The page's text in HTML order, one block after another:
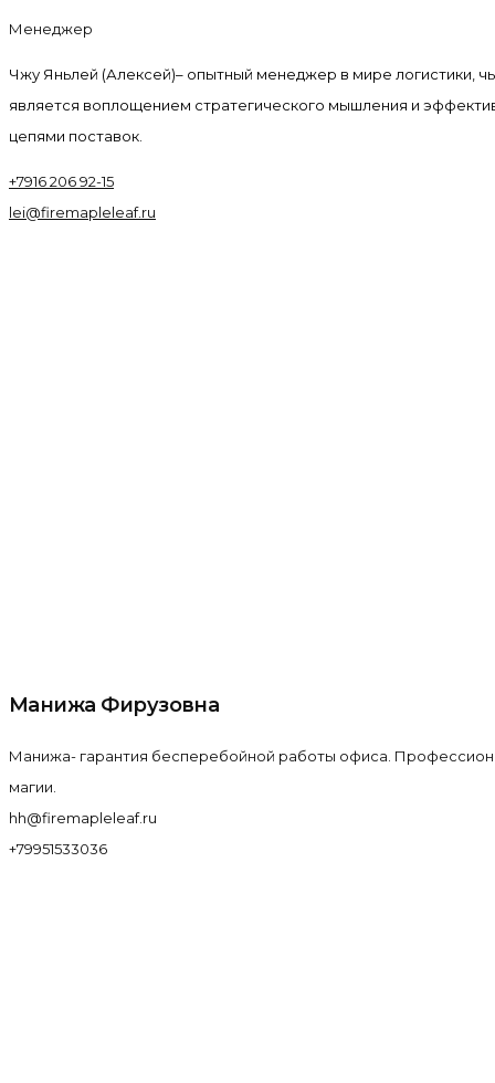
Менеджер
Чжу Яньлей (Алексей)– опытный менеджер в мире логистики,
является воплощением стратегического мышления и
цепями поставок.
+7916 206 92-15
lei@firemapleleaf.ru
Манижа Фирузовна
Манижа- гарантия бесперебойной работы офиса.
магии.
hh@firemapleleaf.ru
+79951533036